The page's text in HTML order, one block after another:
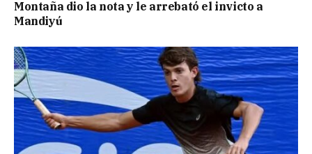
Montaña dio la nota y le arrebató el invicto a
Mandiyú